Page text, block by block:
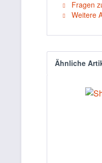
Fragen
Weitere
Ähnliche